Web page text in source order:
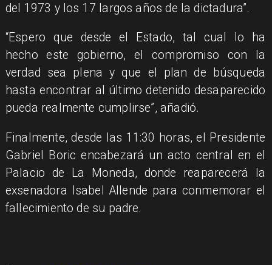
del 1973 y los 17 largos años de la dictadura”.
“Espero que desde el Estado, tal cual lo ha
hecho este gobierno, el compromiso con la
verdad sea plena y que el plan de búsqueda
hasta encontrar al último detenido desaparecido
pueda realmente cumplirse”, añadió.
Finalmente, desde las 11:30 horas, el Presidente
Gabriel Boric encabezará un acto central en el
Palacio de La Moneda, donde reaparecerá la
exsenadora Isabel Allende para conmemorar el
fallecimiento de su padre.